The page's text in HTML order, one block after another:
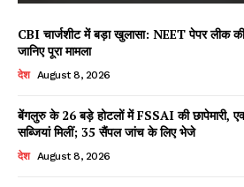
CBI चार्जशीट में बड़ा खुलासा: NEET पेपर लीक
जानिए पूरा मामला
देश August 8, 2026
बेंगलुरु के 26 बड़े होटलों में FSSAI की छापेमारी,
सब्जियां मिलीं; 35 सैंपल जांच के लिए भेजे
देश August 8, 2026